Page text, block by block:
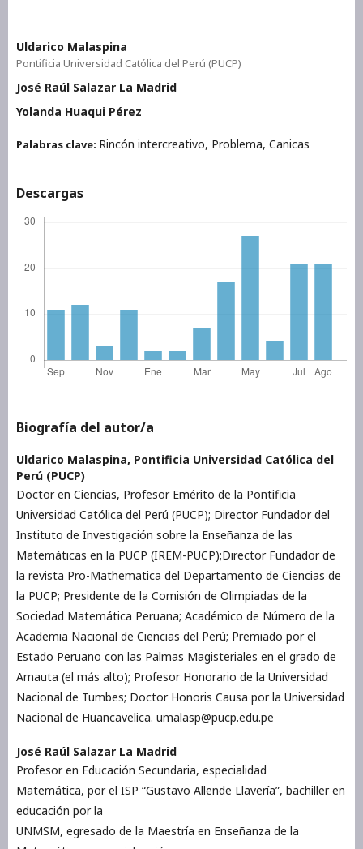
Uldarico Malaspina
Pontificia Universidad Católica del Perú (PUCP)
José Raúl Salazar La Madrid
Yolanda Huaqui Pérez
Palabras clave: Rincón intercreativo, Problema, Canicas
Descargas
Biografía del autor/a
Uldarico Malaspina, Pontificia Universidad Católica del
Perú (PUCP)
Doctor en Ciencias, Profesor Emérito de la Pontificia
Universidad Católica del Perú (PUCP); Director Fundador del
Instituto de Investigación sobre la Enseñanza de las
Matemáticas en la PUCP (IREM-PUCP);Director Fundador de
la revista Pro-Mathematica del Departamento de Ciencias de
la PUCP; Presidente de la Comisión de Olimpiadas de la
Sociedad Matemática Peruana; Académico de Número de la
Academia Nacional de Ciencias del Perú; Premiado por el
Estado Peruano con las Palmas Magisteriales en el grado de
Amauta (el más alto); Profesor Honorario de la Universidad
Nacional de Tumbes; Doctor Honoris Causa por la Universidad
Nacional de Huancavelica. umalasp@pucp.edu.pe
José Raúl Salazar La Madrid
Profesor en Educación Secundaria, especialidad
Matemática, por el ISP “Gustavo Allende Llavería”, bachiller en
educación por la
UNMSM, egresado de la Maestría en Enseñanza de la